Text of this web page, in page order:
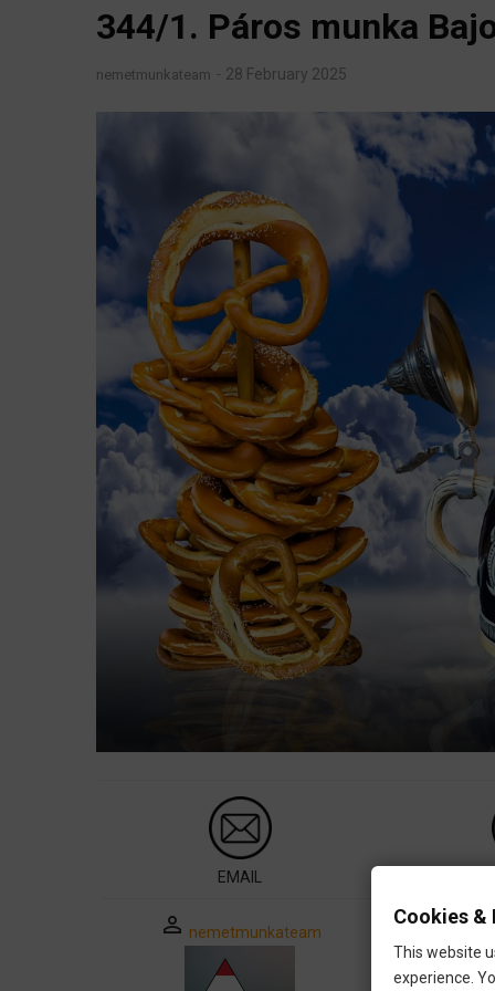
344/1. Páros munka
nemetmunkateam 28 February 2025
EMAIL
perm_identity nemetmunkateam
Cookies &
This website
experience.